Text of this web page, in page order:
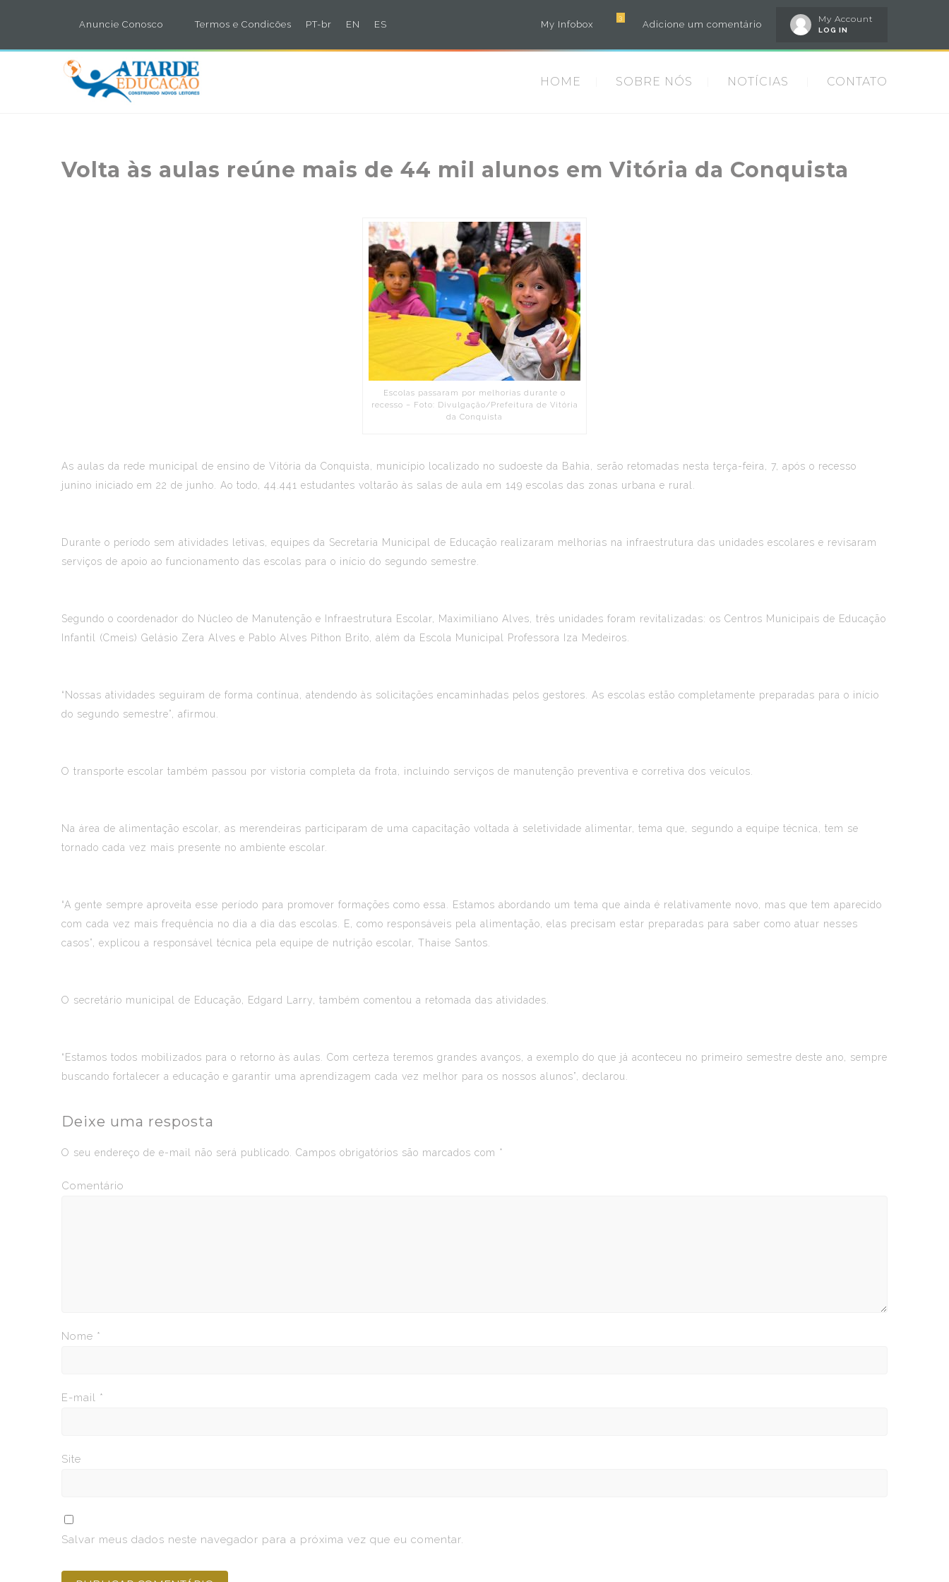
Anuncie Conosco Termos e Condicões PT-br EN ES
My Account
LOG IN
Adicione um comentário
3
My Infobox
HOME SOBRE NÓS NOTÍCIAS CONTATO
Volta às aulas reúne mais de 44 mil alunos em Vitória da Conquista
Escolas passaram por melhorias durante o
recesso – Foto: Divulgação/Prefeitura de Vitória
da Conquista
As aulas da rede municipal de ensino de Vitória da Conquista, município localizado no sudoeste da Bahia, serão retomadas nesta terça-feira, 7, após o recesso
junino iniciado em 22 de junho. Ao todo, 44.441 estudantes voltarão às salas de aula em 149 escolas das zonas urbana e rural.
Durante o período sem atividades letivas, equipes da Secretaria Municipal de Educação realizaram melhorias na infraestrutura das unidades escolares e revisaram
serviços de apoio ao funcionamento das escolas para o início do segundo semestre.
Segundo o coordenador do Núcleo de Manutenção e Infraestrutura Escolar, Maximiliano Alves, três unidades foram revitalizadas: os Centros Municipais de Educação
Infantil (Cmeis) Gelásio Zera Alves e Pablo Alves Pithon Brito, além da Escola Municipal Professora Iza Medeiros.
“Nossas atividades seguiram de forma contínua, atendendo às solicitações encaminhadas pelos gestores. As escolas estão completamente preparadas para o início
do segundo semestre”, afirmou.
O transporte escolar também passou por vistoria completa da frota, incluindo serviços de manutenção preventiva e corretiva dos veículos.
Na área de alimentação escolar, as merendeiras participaram de uma capacitação voltada à seletividade alimentar, tema que, segundo a equipe técnica, tem se
tornado cada vez mais presente no ambiente escolar.
“A gente sempre aproveita esse período para promover formações como essa. Estamos abordando um tema que ainda é relativamente novo, mas que tem aparecido
com cada vez mais frequência no dia a dia das escolas. E, como responsáveis pela alimentação, elas precisam estar preparadas para saber como atuar nesses
casos”, explicou a responsável técnica pela equipe de nutrição escolar, Thaise Santos.
O secretário municipal de Educação, Edgard Larry, também comentou a retomada das atividades.
“Estamos todos mobilizados para o retorno às aulas. Com certeza teremos grandes avanços, a exemplo do que já aconteceu no primeiro semestre deste ano, sempre
buscando fortalecer a educação e garantir uma aprendizagem cada vez melhor para os nossos alunos”, declarou.
Deixe uma resposta
O seu endereço de e-mail não será publicado. Campos obrigatórios são marcados com *
Comentário
Nome *
E-mail *
Site
Salvar meus dados neste navegador para a próxima vez que eu comentar.